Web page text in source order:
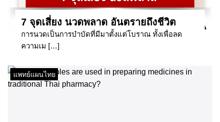
7 จุดเสี่ยง นวดพลาด อันตรายถึงชีวิต
การนวดเป็นการบำบัดที่มีมาตั้งแต่โบราณ ทั้งเพื่อลด
ความเม […]
แพทย์แผนไทย